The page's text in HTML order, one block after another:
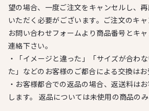
望の場合、一度ご注文をキャンセルし、
いただく必要がございます。ご注文のキ
お問い合わせフォームより商品番号とキ
連絡下さい。
・「イメージと違った」「サイズが合わ
た」などのお客様のご都合による交換はお
・お客様都合での返品の場合、返送料は
します。 返品については未使用の商品のみ